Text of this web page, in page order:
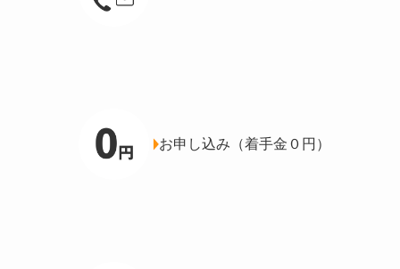
お申し込み（着手金０円）